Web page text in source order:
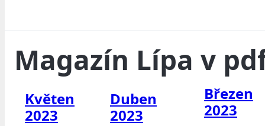
Magazín Lípa v
Květen
2023
Duben
2023
Březen
2023